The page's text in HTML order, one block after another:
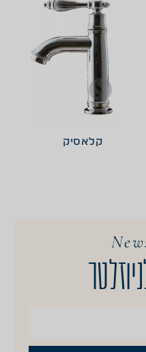
קלאסיק